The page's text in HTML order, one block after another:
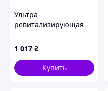
Ультра-
ревитализирующая
Serum 100 мл
1 017 ₴
Купить